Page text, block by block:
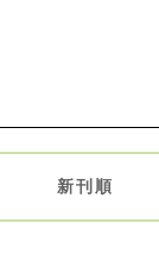
新刊順